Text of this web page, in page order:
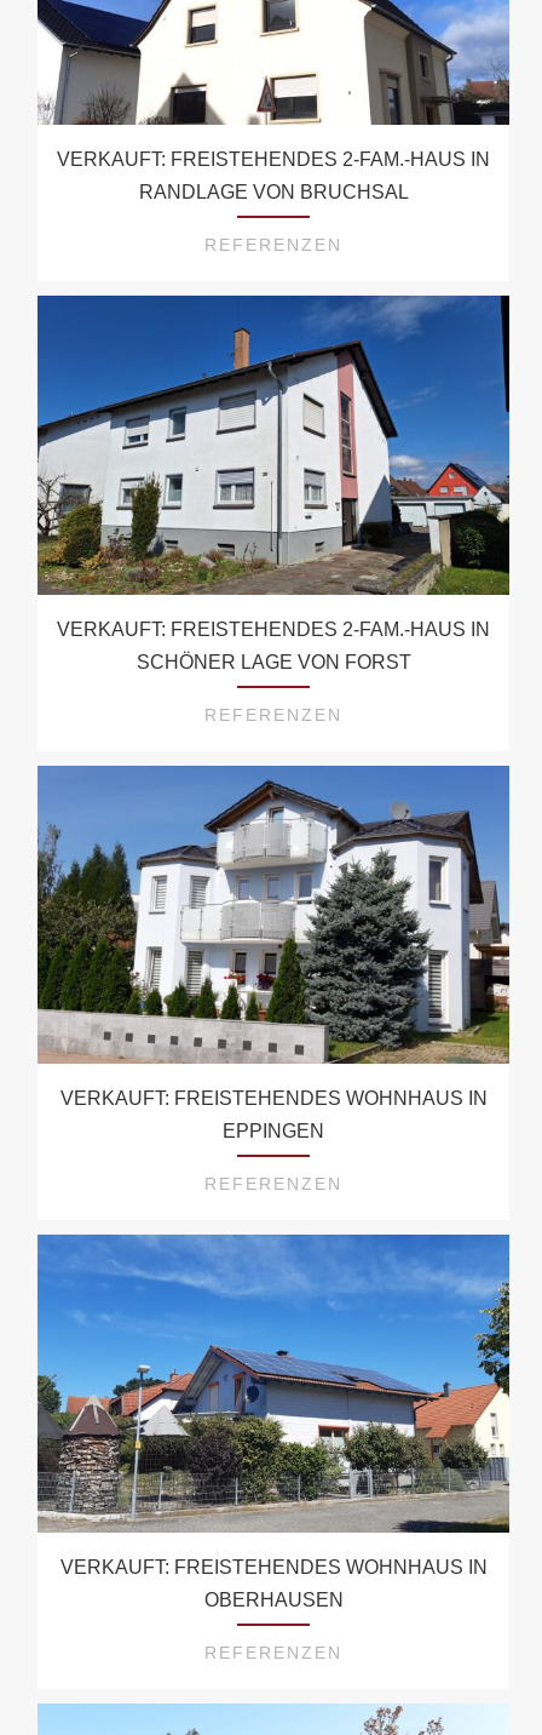
VERKAUFT: FREISTEHENDES 2-FAM.-HAUS IN
RANDLAGE VON BRUCHSAL
REFERENZEN
VERKAUFT: FREISTEHENDES 2-FAM.-HAUS IN
SCHÖNER LAGE VON FORST
REFERENZEN
VERKAUFT: FREISTEHENDES WOHNHAUS IN
EPPINGEN
REFERENZEN
VERKAUFT: FREISTEHENDES WOHNHAUS IN
OBERHAUSEN
REFERENZEN